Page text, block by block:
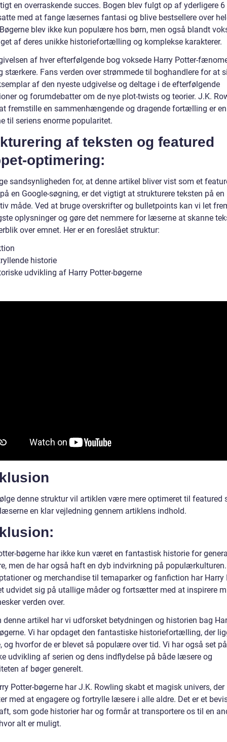
en overraskende succes. Bogen blev fulgt op af yderligere 6
med at fange læsernes fantasi og blive bestsellere over
blev ikke kun populære hos børn, men også blandt
af deres unikke historiefortælling og komplekse karakterer.
af hver efterfølgende bog voksede Harry Potter-
stærkere. Fans verden over strømmede til boghandlere for at
af den nyeste udgivelse og deltage i de efterfølgende
og forumdebatter om de nye plot-twists og teorier. J.K.
fremstille en sammenhængende og dragende fortælling er
til seriens enorme popularitet.
af teksten og featured
optimering:
sandsynligheden for, at denne artikel bliver vist som et
en Google-søgning, er det vigtigt at strukturere teksten på en
måde. Ved at bruge overskrifter og bulletpoints kan vi let
oplysninger og gøre det nemmere for læserne at skanne
over emnet. Her er en foreslået struktur:
historie
udvikling af Harry Potter-bøgerne
denne struktur vil artiklen være mere optimeret til featured
en klar vejledning gennem artiklens indhold.
bøgerne har ikke kun været en fantastisk historie for
men de har også haft en dyb indvirkning på
og merchandise til temaparker og fanfiction har Harry
udvidet sig på utallige måder og fortsætter med at inspirere
verden over.
denne artikel har vi udforsket betydningen og historien bag
Vi har opdaget den fantastiske historiefortælling, der
og hvorfor de er blevet så populære over tid. Vi har også set
udvikling af serien og dens indflydelse på både læsere og
af bøger generelt.
Potter-bøgerne har J.K. Rowling skabt et magisk univers, der
med at engagere og fortrylle læsere i alle aldre. Det er et
som gode historier har og formår at transportere os til en
alt er muligt.